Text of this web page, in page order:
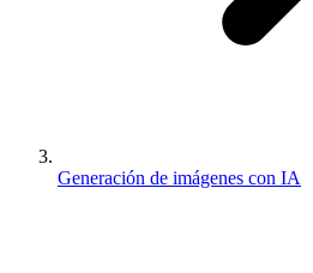
Generación de imágenes con IA